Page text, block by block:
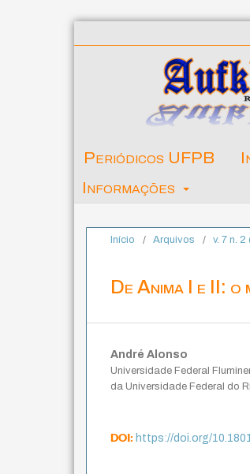
Periódicos UFPB
Informações
Início / Arquivos / v. 7 n.
De Anima I e II:
André Alonso
Universidade Federal
da Universidade Federal do
DOI:https://doi.org/